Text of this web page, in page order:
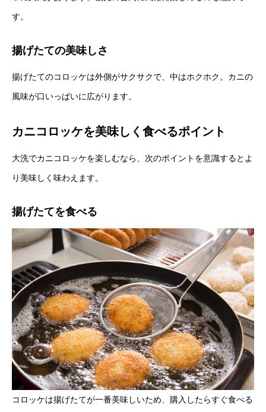
す。
揚げたての美味しさ
揚げたてのコロッケは外側がサクサクで、中はホクホク。カニの
風味が口いっぱいに広がります。
カニコロッケを美味しく食べるポイント
大洗でカニコロッケを楽しむなら、次のポイントを意識するとよ
り美味しく味わえます。
揚げたてを食べる
コロッケは揚げたてが一番美味しいため、購入したらすぐ食べる